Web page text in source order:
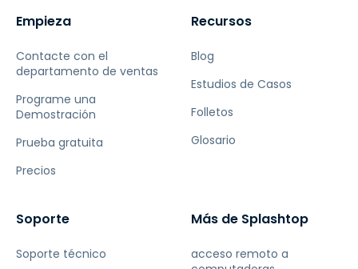
Empieza
Contacte con el
departamento de ventas
Programe una
Demostración
Prueba gratuita
Precios
Recursos
Blog
Estudios de Casos
Folletos
Glosario
Soporte
Soporte técnico
Más de Splashtop
acceso remoto a